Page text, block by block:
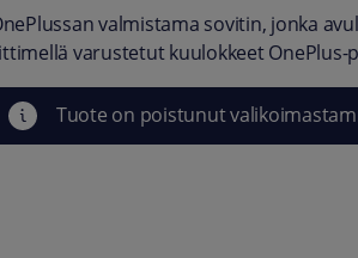
valmistama sovitin, jonka
varustetut kuulokkeet OnePlus-
Tuote on poistunut